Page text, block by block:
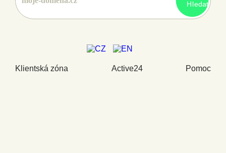
Klientská zóna Active24 Pomoc